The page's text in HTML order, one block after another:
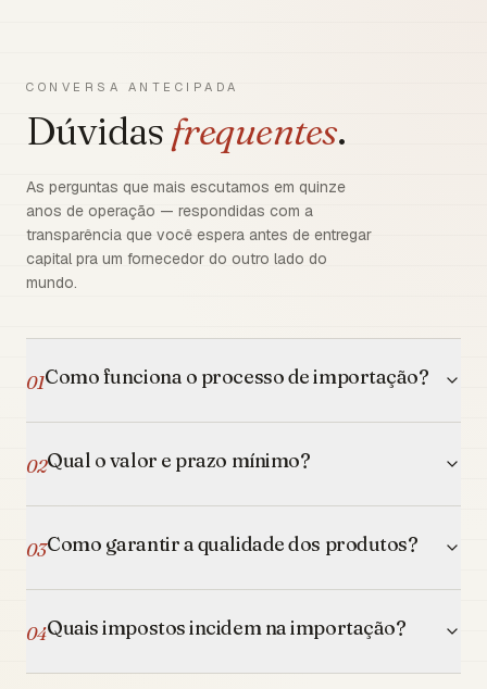
CONVERSA ANTECIPADA
Dúvidas frequentes.
As perguntas que mais escutamos em quinze
anos de operação — respondidas com a
transparência que você espera antes de entregar
capital pra um fornecedor do outro lado do
mundo.
01Como funciona o processo de importação?
02Qual o valor e prazo mínimo?
03Como garantir a qualidade dos produtos?
04Quais impostos incidem na importação?